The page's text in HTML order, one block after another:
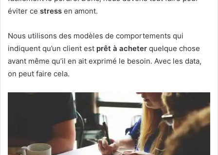
éviter ce stress en amont.
Nous utilisons des modèles de comportements qui
indiquent qu’un client est prêt à acheter quelque chose
avant même qu’il en ait exprimé le besoin. Avec les data,
on peut faire cela.